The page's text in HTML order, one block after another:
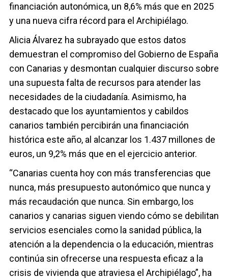
financiación autonómica, un 8,6% más que en 2025
y una nueva cifra récord para el Archipiélago.
Alicia Álvarez ha subrayado que estos datos
demuestran el compromiso del Gobierno de España
con Canarias y desmontan cualquier discurso sobre
una supuesta falta de recursos para atender las
necesidades de la ciudadanía. Asimismo, ha
destacado que los ayuntamientos y cabildos
canarios también percibirán una financiación
histórica este año, al alcanzar los 1.437 millones de
euros, un 9,2% más que en el ejercicio anterior.
“Canarias cuenta hoy con más transferencias que
nunca, más presupuesto autonómico que nunca y
más recaudación que nunca. Sin embargo, los
canarios y canarias siguen viendo cómo se debilitan
servicios esenciales como la sanidad pública, la
atención a la dependencia o la educación, mientras
continúa sin ofrecerse una respuesta eficaz a la
crisis de vivienda que atraviesa el Archipiélago”, ha